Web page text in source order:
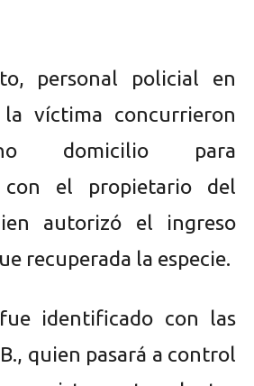
personal policial en
víctima concurrieron
domicilio para
con el propietario del
autorizó el ingreso
recuperada la especie.
identificado con las
quien pasará a control